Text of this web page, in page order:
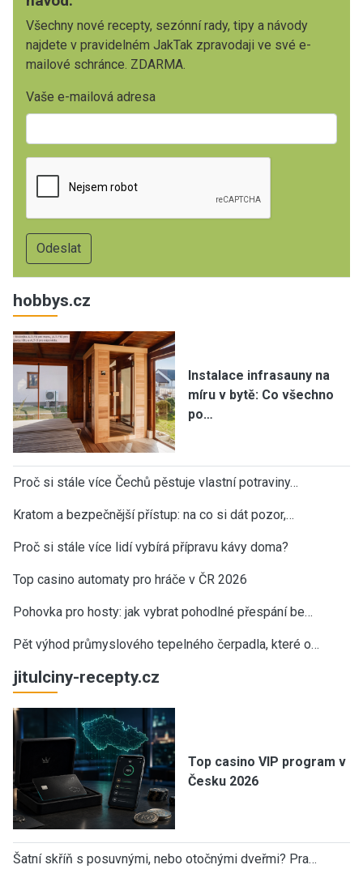
Všechny nové recepty, sezónní rady, tipy a návody
najdete v pravidelném JakTak zpravodaji ve své e-
mailové schránce. ZDARMA.
Vaše e-mailová adresa
hobbys.cz
Instalace infrasauny na
míru v bytě: Co všechno
po…
Proč si stále více Čechů pěstuje vlastní potraviny…
Kratom a bezpečnější přístup: na co si dát pozor,…
Proč si stále více lidí vybírá přípravu kávy doma?
Top casino automaty pro hráče v ČR 2026
Pohovka pro hosty: jak vybrat pohodlné přespání be…
Pět výhod průmyslového tepelného čerpadla, které o…
jitulciny-recepty.cz
Top casino VIP program v
Česku 2026
Šatní skříň s posuvnými, nebo otočnými dveřmi? Pra…